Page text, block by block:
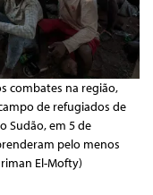
combates na região,
de refugiados de
Sudão, em 5 de
pelo menos
El-Mofty)